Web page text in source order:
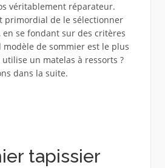
véritablement réparateur.
primordial de le sélectionner
en se fondant sur des critères
de sommier est le plus
utilise un matelas à ressorts ?
dans la suite.
tapissier